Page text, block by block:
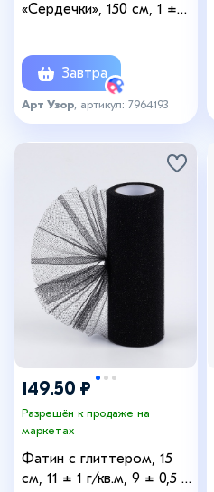
«Сердечки», 150 см, 1 ±
Завтра
Арт Узор , артикул: 7964193
149.50 ₽
Разрешён к продаже на
маркетах
Фатин с глиттером, 15
см, 11 ± 1 г/кв.м, 9 ± 0,5 м,